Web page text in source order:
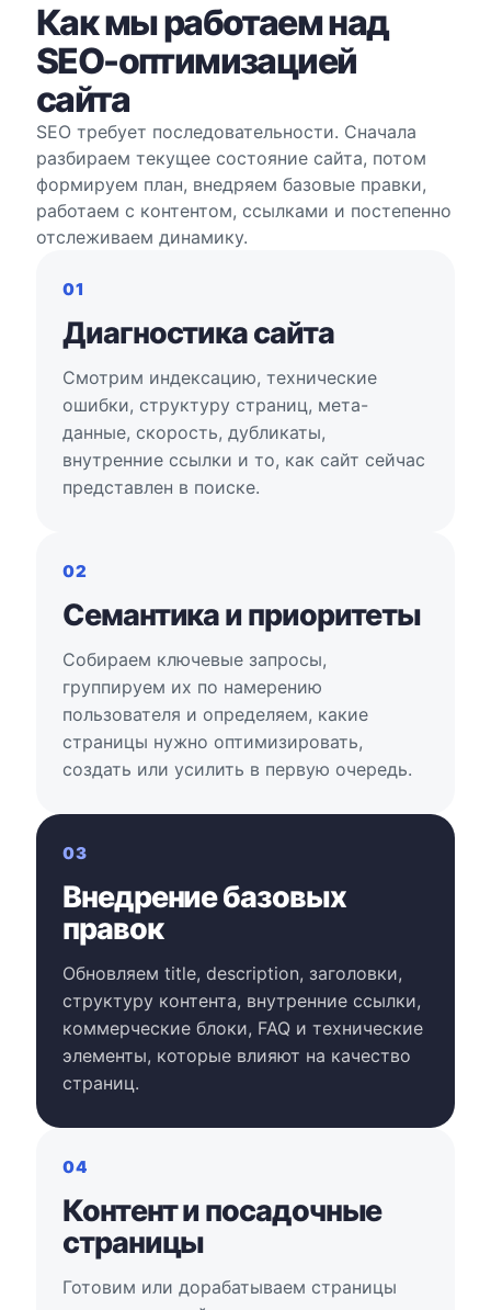
Как мы работаем над
SEO-оптимизацией
сайта
SEO требует последовательности. Сначала
разбираем текущее состояние сайта, потом
формируем план, внедряем базовые правки,
работаем с контентом, ссылками и постепенно
отслеживаем динамику.
01
Диагностика сайта
Смотрим индексацию, технические
ошибки, структуру страниц, мета-
данные, скорость, дубликаты,
внутренние ссылки и то, как сайт сейчас
представлен в поиске.
02
Семантика и приоритеты
Собираем ключевые запросы,
группируем их по намерению
пользователя и определяем, какие
страницы нужно оптимизировать,
создать или усилить в первую очередь.
03
Внедрение базовых
правок
Обновляем title, description, заголовки,
структуру контента, внутренние ссылки,
коммерческие блоки, FAQ и технические
элементы, которые влияют на качество
страниц.
04
Контент и посадочные
страницы
Готовим или дорабатываем страницы